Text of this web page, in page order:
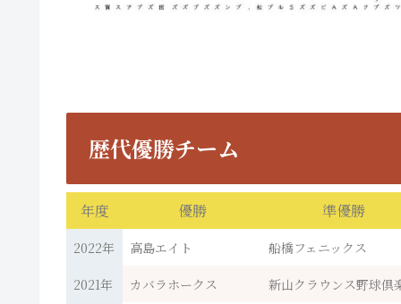
歴代優勝チーム
年度 優勝 準優勝
2022年 高島エイト 船橋フェニックス
2021年 カバラホークス 新山クラウンス野球倶